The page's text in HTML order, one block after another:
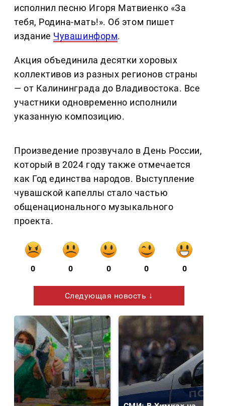
исполнил песню Игоря Матвиенко «За
тебя, Родина-мать!». Об этом пишет
издание Чувашинформ.
Акция объединила десятки хоровых
коллективов из разных регионов страны
— от Калининграда до Владивостока. Все
участники одновременно исполнили
указанную композицию.
Произведение прозвучало в День России,
который в 2024 году также отмечается
как Год единства народов. Выступление
чувашской капеллы стало частью
общенационального музыкального
проекта.
0 0 0 0 0
Следующая новость ↓